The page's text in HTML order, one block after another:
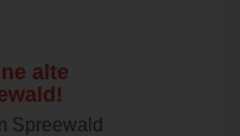
alte
Spreewald